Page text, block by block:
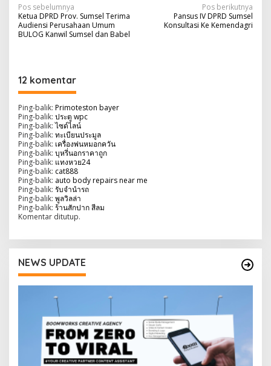
N
a
g
a
s
i
p
o
s
Pos sebelumnya
Ketua DPRD Prov. Sumsel Terima
Audiensi Perusahaan Umum
BULOG Kanwil Sumsel dan Babel
Pos berikutnya
Pansus IV DPRD Sumsel
Konsultasi Ke Kemendagri
12 komentar
Ping-balik: Primoteston bayer
Ping-balik: ประตู wpc
Ping-balik:ไซด์ไลน์
Ping-balik: ทะเบียนประมูล
Ping-balik: เครื่องพ่นหมอกควัน
Ping-balik: บุหรี่นอกราคาถูก
Ping-balik: แทงหวย24
Ping-balik: cat888
Ping-balik: auto body repairs near me
Ping-balik: รับจํานํารถ
Ping-balik: พูลวิลล่า
Ping-balik: ร้านสักปาก สีลม
Komentar ditutup.
NEWS UPDATE